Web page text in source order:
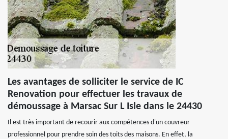
Les avantages de solliciter le service de IC
Renovation pour effectuer les travaux de
démoussage à Marsac Sur L Isle dans le 24430
Il est très important de recourir aux compétences d'un couvreur
professionnel pour prendre soin des toits des maisons. En effet, la